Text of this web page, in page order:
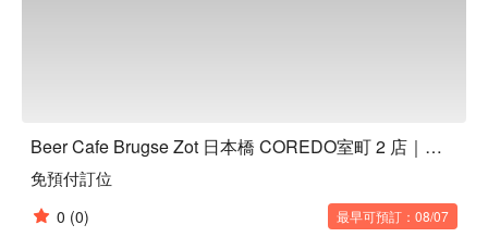
Beer Cafe Brugse Zot 日本橋 COREDO室町 2 店｜西班牙餐酒館
免預付訂位
0 (0) 最早可預訂：08/07